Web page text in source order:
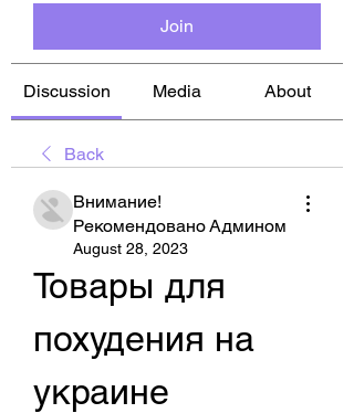
Join
Discussion Media About
Back
Внимание!
Рекомендовано Админом
August 28, 2023
Товары для
похудения на
украине